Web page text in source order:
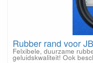
Rubber rand voor
Felxibele, duurzame
geluidskwaliteit! Ook